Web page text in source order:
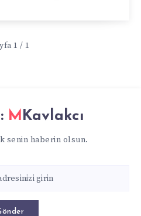
1 / 1
MKavlakcı
senin haberin olsun.